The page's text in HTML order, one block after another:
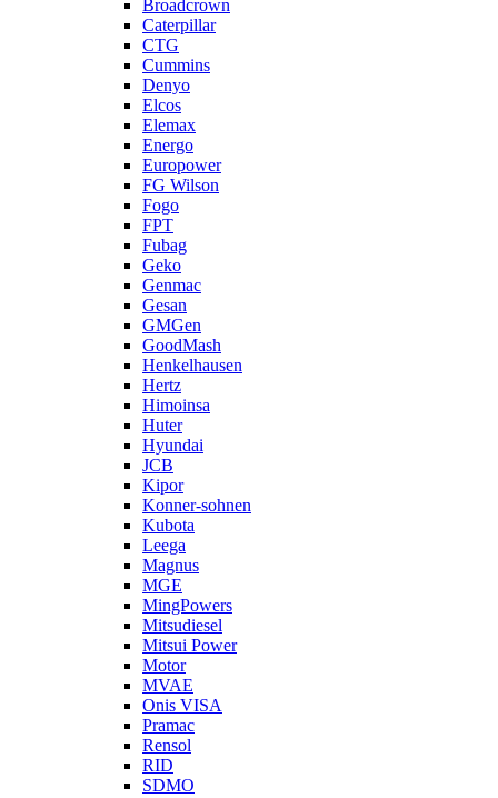
Broadcrown
Caterpillar
CTG
Cummins
Denyo
Elcos
Elemax
Energo
Europower
FG Wilson
Fogo
FPT
Fubag
Geko
Genmac
Gesan
GMGen
GoodMash
Henkelhausen
Hertz
Himoinsa
Huter
Hyundai
JCB
Kipor
Konner-sohnen
Kubota
Leega
Magnus
MGE
MingPowers
Mitsudiesel
Mitsui Power
Motor
MVAE
Onis VISA
Pramac
Rensol
RID
SDMO